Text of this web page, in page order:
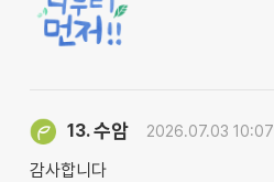
13.수암 2026.07.03 10:07
감사합니다